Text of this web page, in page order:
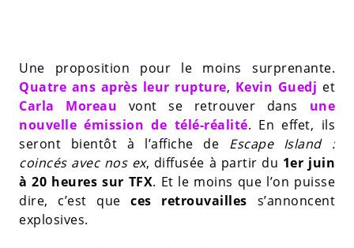
Une proposition pour le moins surprenante.
Quatre ans après leur rupture, Kevin Guedj et
Carla Moreau vont se retrouver dans une
nouvelle émission de télé-réalité. En effet, ils
seront bientôt à l’affiche de Escape Island :
coincés avec nos ex, diffusée à partir du 1er juin
à 20 heures sur TFX. Et le moins que l’on puisse
dire, c’est queces retrouvailles s’annoncent
explosives.